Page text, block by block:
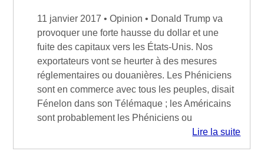
11 janvier 2017 • Opinion • Donald Trump va
provoquer une forte hausse du dollar et une
fuite des capitaux vers les États-Unis. Nos
exportateurs vont se heurter à des mesures
réglementaires ou douanières. Les Phéniciens
sont en commerce avec tous les peuples, disait
Fénelon dans son Télémaque ; les Américains
sont probablement les Phéniciens ou
Lire la suite